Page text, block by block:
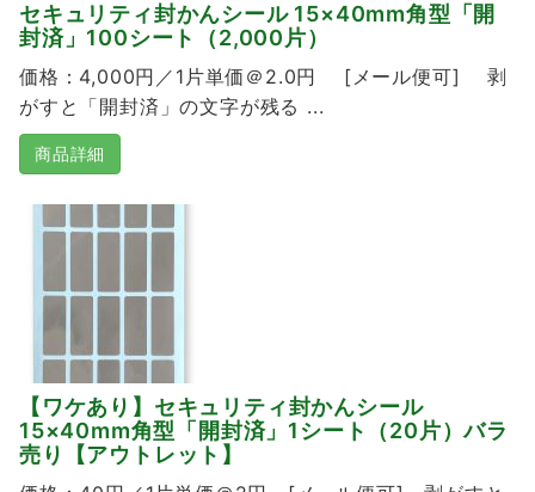
セキュリティ封かんシール 15×40mm角型「開
封済」100シート（2,000片）
価格：4,000円／1片単価＠2.0円 [メール便可] 剥
がすと「開封済」の文字が残る ...
商品詳細
【ワケあり】セキュリティ封かんシール
15×40mm角型「開封済」1シート（20片）バラ
売り【アウトレット】